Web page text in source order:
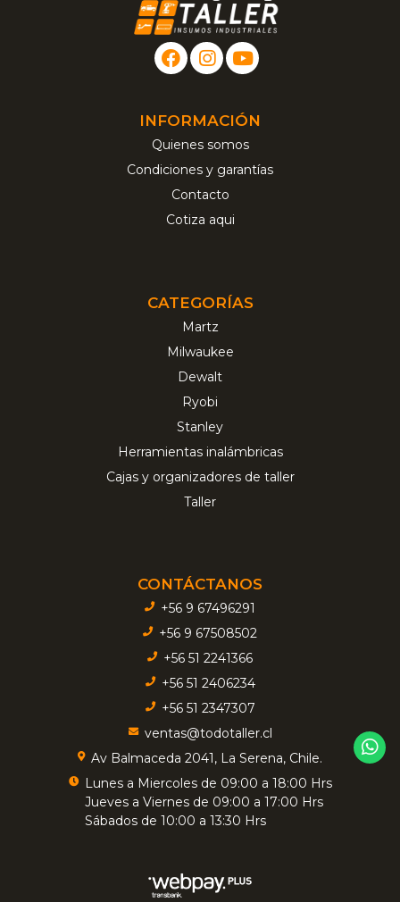
INFORMACIÓN
Quienes somos
Condiciones y garantías
Contacto
Cotiza aqui
CATEGORÍAS
Martz
Milwaukee
Dewalt
Ryobi
Stanley
Herramientas inalámbricas
Cajas y organizadores de taller
Taller
CONTÁCTANOS
+56 9 67496291
+56 9 67508502
+56 51 2241366
+56 51 2406234
+56 51 2347307
ventas@todotaller.cl
Av Balmaceda 2041, La Serena, Chile.
Lunes a Miercoles de 09:00 a 18:00 Hrs
Jueves a Viernes de 09:00 a 17:00 Hrs
Sábados de 10:00 a 13:30 Hrs